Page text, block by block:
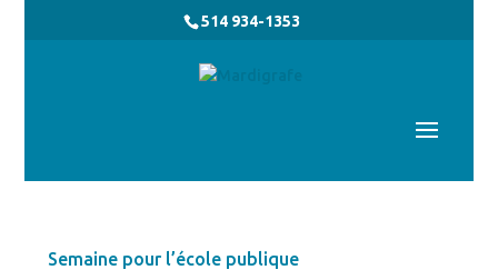
514 934-1353
Semaine pour l’école publique